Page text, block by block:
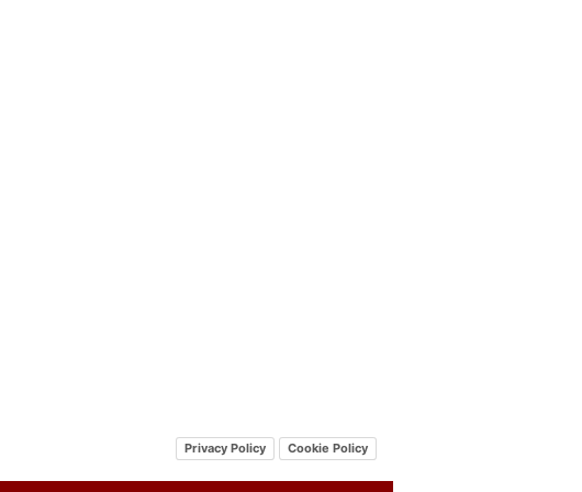
Privacy Policy Cookie Policy